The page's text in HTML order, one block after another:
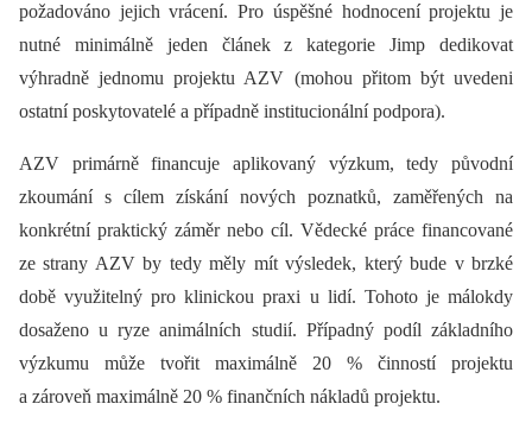
požadováno jejich vrácení. Pro úspěšné hodnocení projektu je
nutné minimálně jeden článek z kategorie Jimp dedikovat
výhradně jednomu projektu AZV (mohou přitom být uvedeni
ostatní poskytovatelé a případně institucionální podpora).
AZV primárně financuje aplikovaný výzkum, tedy původní
zkoumání s cílem získání nových poznatků, zaměřených na
konkrétní praktický záměr nebo cíl. Vědecké práce financované
ze strany AZV by tedy měly mít výsledek, který bude v brzké
době využitelný pro klinickou praxi u lidí. Tohoto je málokdy
dosaženo u ryze animálních studií. Případný podíl základního
výzkumu může tvořit maximálně 20 % činností projektu
a zároveň maximálně 20 % finančních nákladů projektu.